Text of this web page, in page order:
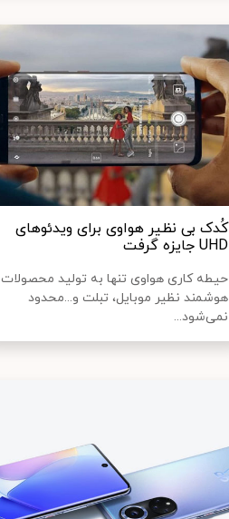
کُدک بی نظیر هواوی برای ویدئوهای
UHD جایزه گرفت
حیطه کاری هواوی تنها به تولید محصولات
هوشمند نظیر موبایل، تبلت و...محدود
نمی‌شود...